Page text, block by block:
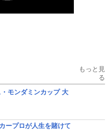
もっと見
る
・モンダミンカップ 大
ープロが人生を賭けて